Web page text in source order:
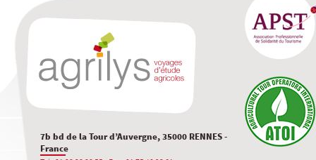
7b bd de la Tour d’Auvergne, 35000 RENNES -
France